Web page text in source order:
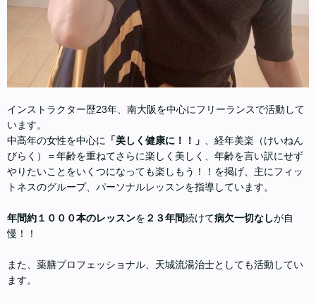
インストラクター歴23年、南大阪を中心にフリーランスで活動して
います。
中高年の女性を中心に
「美しく健康に！！」
、経年美楽（けいねん
びらく）＝年齢を重ねてさらに楽しく美しく、年齢を言い訳にせず
やりたいことをいくつになっても楽しもう！！を掲げ、主にフィッ
トネスのグループ、パーソナルレッスンを指導しています。
年間約１０００本のレッスンを ２３年間続けて病欠一切なしが自
慢！！
また、薬膳プロフェッショナル、天城流湯治士としても活動してい
ます。